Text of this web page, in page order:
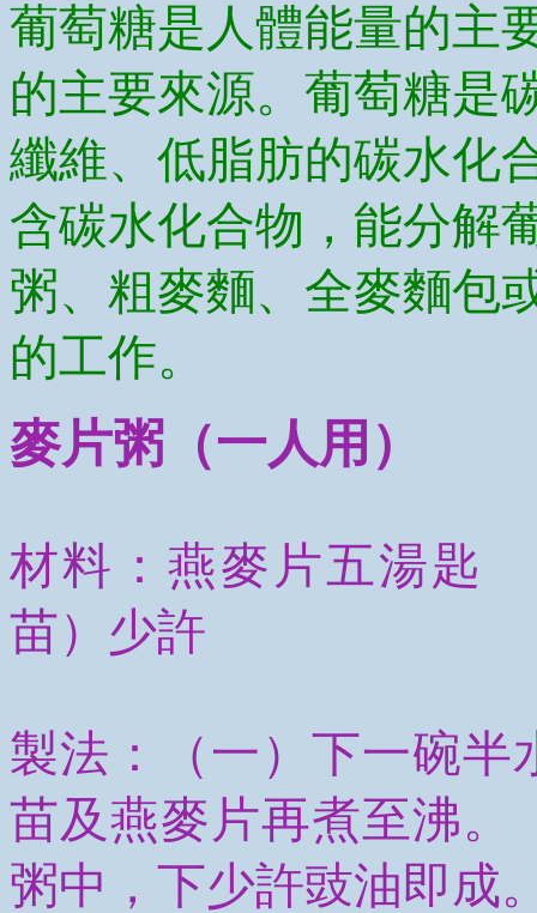
葡萄糖是人體能量的主
的主要來源。葡萄糖是
纖維、低脂肪的碳水化
含碳水化合物，能分解
粥、粗麥麵、全麥麵包
的工作。
麥片粥 （一人用）
材料：燕麥片五湯
苗）少許
製法：（一）下一碗半
苗及燕麥片再煮至沸。
粥中，下少許豉油即成